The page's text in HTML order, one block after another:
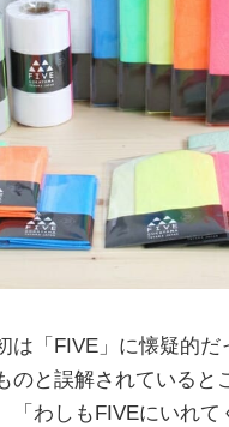
は「FIVE」に懐疑的だ
のと誤解されていると
わしもFIVEにいれて